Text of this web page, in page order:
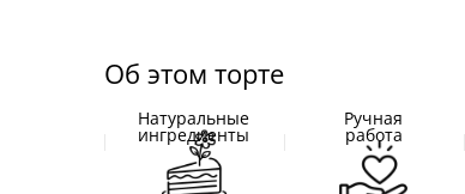
Об этом торте
Натуральные
ингредиенты
Ручная
работа